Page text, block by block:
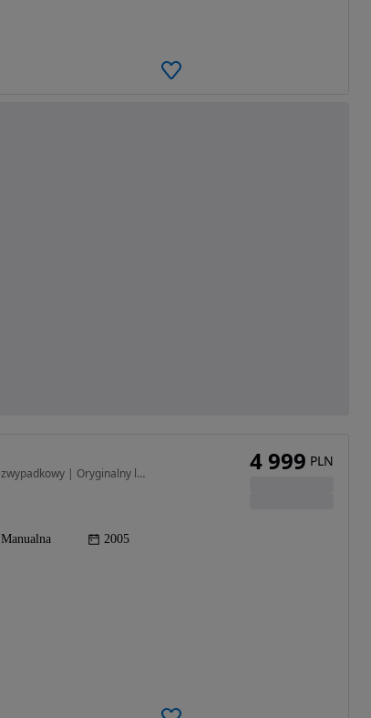
1595 cm3 • 102 KM • Seat Altea 1.6 MPI + LPG | 2005 | Bezwypadkowy | Oryginalny lakier
Manualna 2005
4 999 PLN